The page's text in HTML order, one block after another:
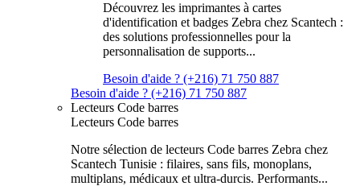
Découvrez les imprimantes à cartes
d'identification et badges Zebra chez Scantech :
des solutions professionnelles pour la
personnalisation de supports...
Besoin d'aide ? (+216) 71 750 887
Besoin d'aide ? (+216) 71 750 887
Lecteurs Code barres
Lecteurs Code barres
Notre sélection de lecteurs Code barres Zebra chez
Scantech Tunisie : filaires, sans fils, monoplans,
multiplans, médicaux et ultra-durcis. Performants...